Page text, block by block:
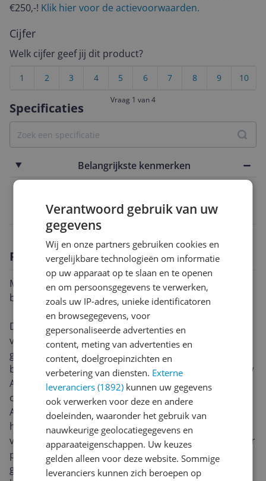
Specificaties
Belangrijkste kenmerken
0065030862585
Productomschrijving
Mobiele tablet tripod standaard | voor 6.5" tot 7.8"
brede tablets | inclusief draagtas
Deze verstelbare driepoot tabletstandaard is perfect
voor het geven van presentaties. De standaard is
geschikt voor tablets van 166 tot 200 mm (6,5 tot 7,8")
breed en tot 11,5 mm (0,45") dik. Gebruik hem voor uw
Apple iPad of andere geschikte tablet. Dit TAA-
conforme product voldoet aan de eisen van de
Amerikaanse Federale wet inzake
handelsovereenkomsten (TAA), die federale aankopen
volgens het GSA Schedule mogelijk maakt. Perfect voor
presentaties Met de tabletstandaard kunt uw tablet
gebruiken voor prachtige presentaties, terwijl u zich
€250,-! Klik hier voor de actievoorwaarden.
Cijfer
Welk cijfer geef jij dit product?
10
9
8
7
6
5
4
3
2
1
Vraag 1 van 4
Verantwoord gebruik van uw
gegevens
Wij en onze partners gebruiken cookies en
vergelijkbare technologieën om informatie
op uw apparaat op te slaan en te openen
en om persoonsgegevens te verwerken,
zoals uw IP-adres, unieke identificatoren
en browsegegevens, voor
gepersonaliseerde advertenties en
content, meting van advertenties en
content, doelgroepinzichten en
verbetering van diensten. Externe
leveranciers (1892) kunnen uw gegevens
ook verwerken voor deze en andere
doeleinden, waaronder het gebruik van
nauwkeurige geolocatiegegevens en
apparaateigenschappen. Uw keuzes
gelden alleen voor deze website. Sommige
leveranciers kunnen zich beroepen op